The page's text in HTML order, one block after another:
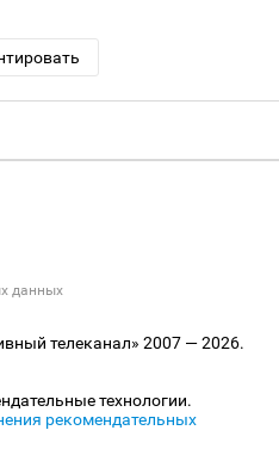
данных
телеканал» 2007 — 2026.
технологии.
рекомендательных